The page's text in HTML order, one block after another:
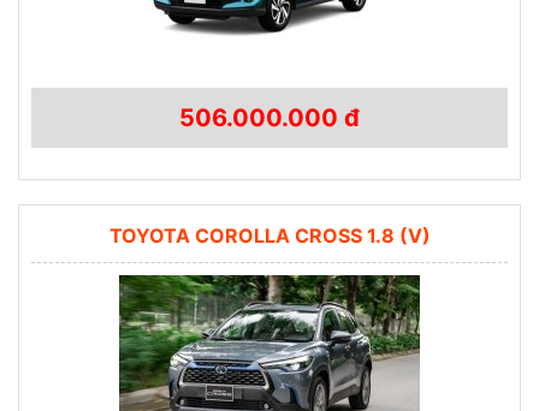
506.000.000 đ
TOYOTA COROLLA CROSS 1.8 (V)